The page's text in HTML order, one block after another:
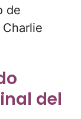
de
del